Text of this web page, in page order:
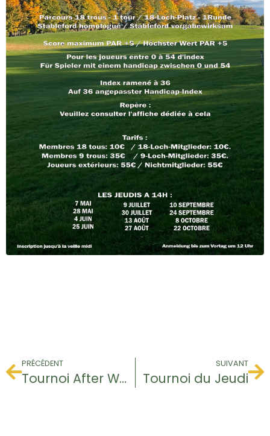
PRÉCÉDENT
Tournoi After Work
SUIVANT
Tournoi du Jeudi